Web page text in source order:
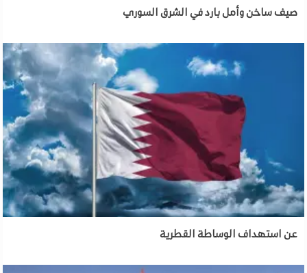
صيف ساخن وأمل بارد في الشرق السوري
عن استهداف الوساطة القطرية